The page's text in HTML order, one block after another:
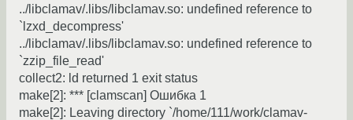
../libclamav/.libs/libclamav.so: undefined reference to
`lzxd_decompress'
../libclamav/.libs/libclamav.so: undefined reference to
`zzip_file_read'
collect2: ld returned 1 exit status
make[2]: *** [clamscan] Ошибка 1
make[2]: Leaving directory `/home/111/work/clamav-